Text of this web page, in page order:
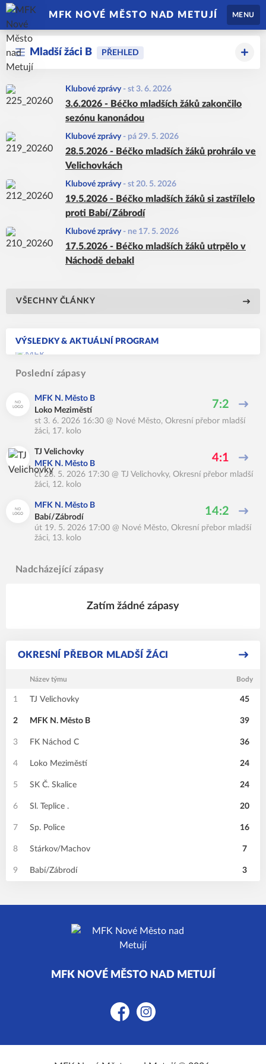
MFK NOVÉ MĚSTO NAD METUJÍ MENU
Mladší žáci B PŘEHLED
Klubové zprávy - st 3. 6. 2026
3.6.2026 - Béčko mladších žáků zakončilo
sezónu kanonádou
Klubové zprávy - pá 29. 5. 2026
28.5.2026 - Béčko mladších žáků prohrálo ve
Velichovkách
Klubové zprávy - st 20. 5. 2026
19.5.2026 - Béčko mladších žáků si zastřílelo
proti Babí/Zábrodí
Klubové zprávy - ne 17. 5. 2026
17.5.2026 - Béčko mladších žáků utrpělo v
Náchodě debakl
VŠECHNY ČLÁNKY
VÝSLEDKY & AKTUÁLNÍ PROGRAM
Poslední zápasy
MFK N. Město B
Loko Meziměstí
7:2
st 3. 6. 2026 16:30 @ Nové Město, Okresní přebor mladší
žáci, 17. kolo
TJ Velichovky
MFK N. Město B
4:1
čt 28. 5. 2026 17:30 @ TJ Velichovky, Okresní přebor mladší
žáci, 12. kolo
MFK N. Město B
Babí/Zábrodí
14:2
út 19. 5. 2026 17:00 @ Nové Město, Okresní přebor mladší
žáci, 13. kolo
Nadcházející zápasy
Zatím žádné zápasy
OKRESNÍ PŘEBOR MLADŠÍ ŽÁCI
Název týmu Body
1 TJ Velichovky 45
2 MFK N. Město B 39
3 FK Náchod C 36
4 Loko Meziměstí 24
5 SK Č. Skalice 24
6 Sl. Teplice . 20
7 Sp. Police 16
8 Stárkov/Machov 7
9 Babí/Zábrodí 3
MFK NOVÉ MĚSTO NAD METUJÍ
FacebookInstagram